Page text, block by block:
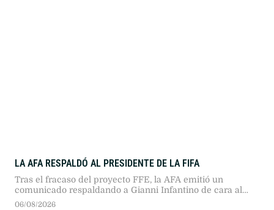
LA AFA RESPALDÓ AL PRESIDENTE DE LA FIFA
Tras el fracaso del proyecto FFE, la AFA emitió un
comunicado respaldando a Gianni Infantino de cara al
Congreso FIFA 2027 en Marruecos, destacando su
06/08/2026